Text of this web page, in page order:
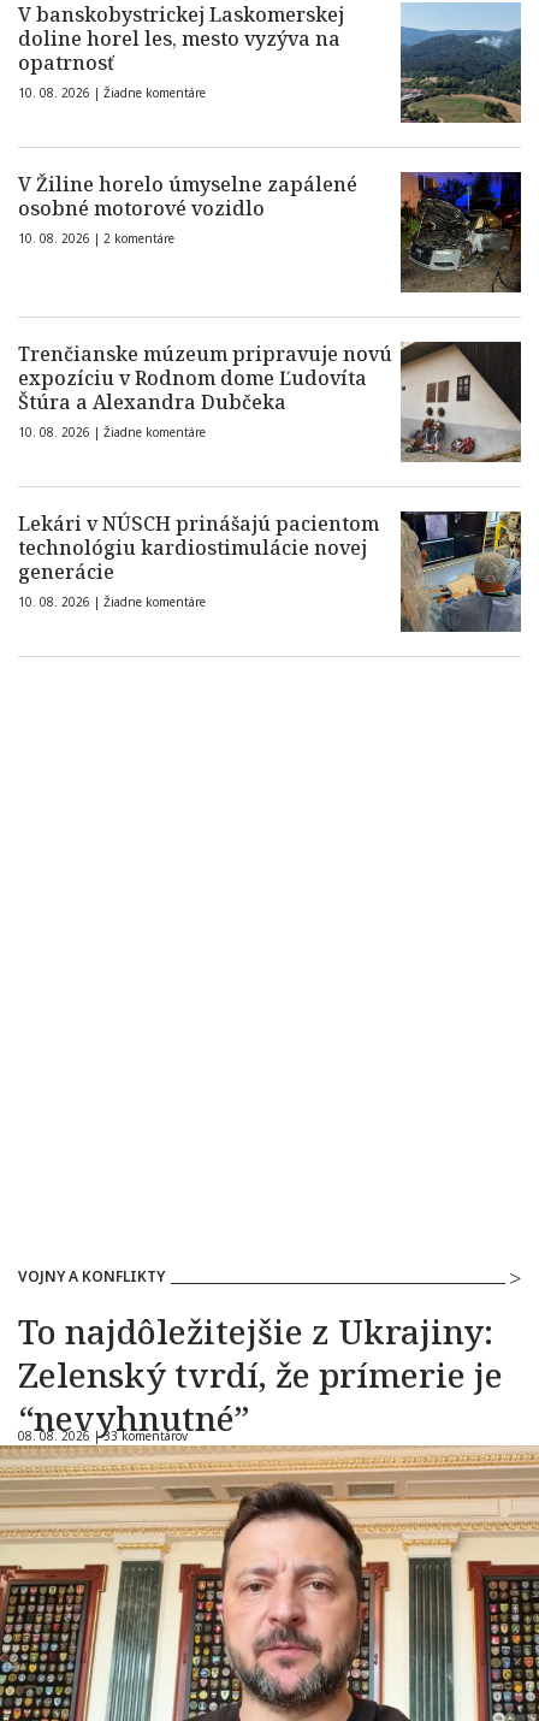
V banskobystrickej Laskomerskej
doline horel les, mesto vyzýva na
opatrnosť
10. 08. 2026 | Žiadne komentáre
V Žiline horelo úmyselne zapálené
osobné motorové vozidlo
10. 08. 2026 | 2 komentáre
Trenčianske múzeum pripravuje novú
expozíciu v Rodnom dome Ľudovíta
Štúra a Alexandra Dubčeka
10. 08. 2026 | Žiadne komentáre
Lekári v NÚSCH prinášajú pacientom
technológiu kardiostimulácie novej
generácie
10. 08. 2026 | Žiadne komentáre
VOJNY A KONFLIKTY
To najdôležitejšie z Ukrajiny:
Zelenský tvrdí, že prímerie je
“nevyhnutné”
08. 08. 2026 |33 komentárov